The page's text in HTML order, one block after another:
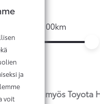
kulutus l/100km
merkityt myös Toyota
ja
voit